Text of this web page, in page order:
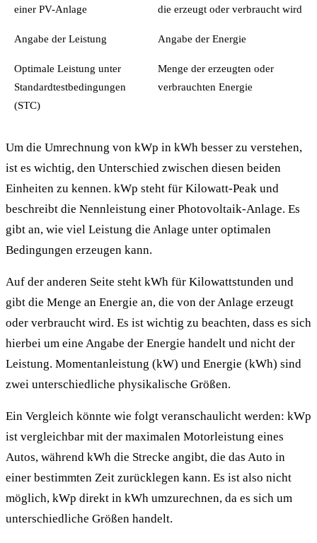
einer PV-Anlage die erzeugt oder verbraucht wird
Angabe der Leistung Angabe der Energie
Optimale Leistung unter
Standardtestbedingungen
(STC)
Menge der erzeugten oder
verbrauchten Energie
Um die Umrechnung von kWp in kWh besser zu verstehen,
ist es wichtig, den Unterschied zwischen diesen beiden
Einheiten zu kennen. kWp steht für Kilowatt-Peak und
beschreibt die Nennleistung einer Photovoltaik-Anlage. Es
gibt an, wie viel Leistung die Anlage unter optimalen
Bedingungen erzeugen kann.
Auf der anderen Seite steht kWh für Kilowattstunden und
gibt die Menge an Energie an, die von der Anlage erzeugt
oder verbraucht wird. Es ist wichtig zu beachten, dass es sich
hierbei um eine Angabe der Energie handelt und nicht der
Leistung. Momentanleistung (kW) und Energie (kWh) sind
zwei unterschiedliche physikalische Größen.
Ein Vergleich könnte wie folgt veranschaulicht werden: kWp
ist vergleichbar mit der maximalen Motorleistung eines
Autos, während kWh die Strecke angibt, die das Auto in
einer bestimmten Zeit zurücklegen kann. Es ist also nicht
möglich, kWp direkt in kWh umzurechnen, da es sich um
unterschiedliche Größen handelt.